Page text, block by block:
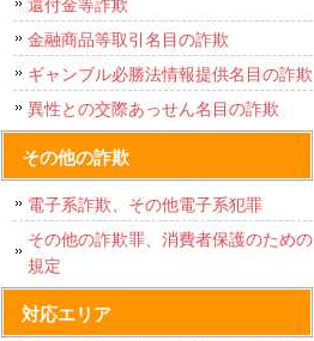
金融商品等取引名目の詐欺
ギャンブル必勝法情報提供名目の詐欺
異性との交際あっせん名目の詐欺
その他の詐欺
電子系詐欺、その他電子系犯罪
その他の詐欺罪、消費者保護のための
規定
対応エリア